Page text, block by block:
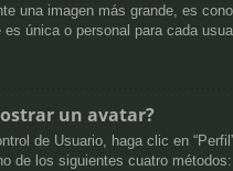
una imagen más grande, es
única o personal para cada
un avatar?
de Usuario, haga clic en
de los siguientes cuatro